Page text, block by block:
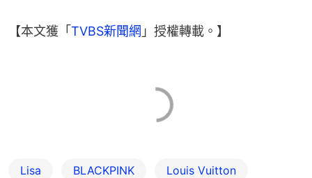
【本文獲「TVBS新聞網 」授權轉載。】
Lisa BLACKPINK Louis Vuitton